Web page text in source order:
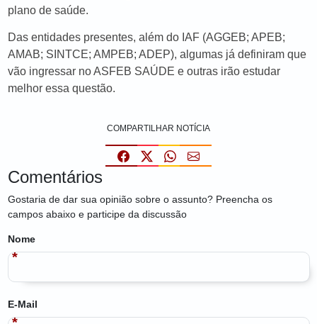
plano de saúde.
Das entidades presentes, além do IAF (AGGEB; APEB;
AMAB; SINTCE; AMPEB; ADEP), algumas já definiram que
vão ingressar no ASFEB SAÚDE e outras irão estudar
melhor essa questão.
COMPARTILHAR NOTÍCIA
Comentários
Gostaria de dar sua opinião sobre o assunto? Preencha os
campos abaixo e participe da discussão
Nome
E-Mail